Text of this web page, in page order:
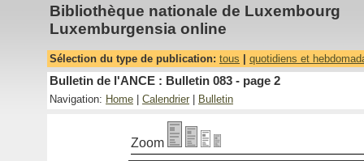
Bibliothèque nationale de Luxembourg
Luxemburgensia online
Sélection du type de publication: tous quotidiens et
Bulletin de l'ANCE : Bulletin 083 - page 2
Navigation: Home Calendrier Bulletin
Zoom